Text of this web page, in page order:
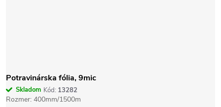
Potravinárska fólia, 9mic
Skladom Kód: 13282
Rozmer: 400mm/1500m